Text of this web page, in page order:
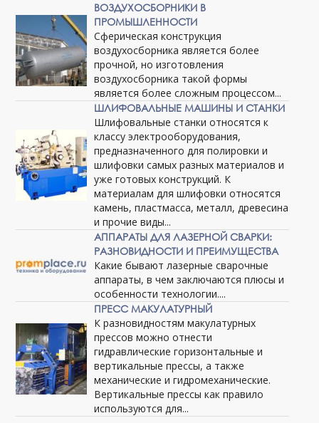
ВОЗДУХОСБОРНИКИ В
ПРОМЫШЛЕННОСТИ
Сферическая конструкция
воздухосборника является более
прочной, но изготовления
воздухосборника такой формы
является более сложным процессом...
ШЛИФОВАЛЬНЫЕ МАШИНЫ И СТАНКИ
Шлифовальные станки относятся к
классу электрооборудования,
предназначенного для полировки и
шлифовки самых разных материалов и
уже готовых конструкций. К
материалам для шлифовки относятся
камень, пластмасса, металл, древесина
и прочие виды...
АППАРАТЫ ДЛЯ ЛАЗЕРНОЙ СВАРКИ:
РАЗНОВИДНОСТИ И ПРЕИМУЩЕСТВА
Какие бывают лазерные сварочные
аппараты, в чем заключаются плюсы и
особенности технологии....
ПРЕСС МАКУЛАТУРНЫЙ
К разновидностям макулатурных
прессов можно отнести
гидравлические горизонтальные и
вертикальные прессы, а также
механические и гидромеханические.
Вертикальные прессы как правило
используются для...